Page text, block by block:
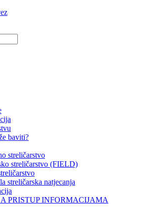
baviti?
streličarstvo
streličarstvo (FIELD)
streličarska natjecanja
PRISTUP INFORMACIJAMA